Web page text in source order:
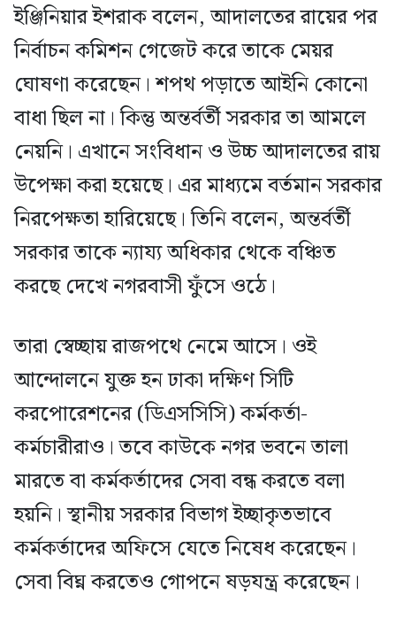
ইঞ্জিনিয়ার ইশরাক বলেন, আদালতের রায়ের পর
নির্বাচন কমিশন গেজেট করে তাকে মেয়র
ঘোষণা করেছেন। শপথ পড়াতে আইনি কোনো
বাধা ছিল না। কিন্তু অন্তর্বর্তী সরকার তা আমলে
নেয়নি। এখানে সংবিধান ও উচ্চ আদালতের রায়
উপেক্ষা করা হয়েছে। এর মাধ্যমে বর্তমান সরকার
নিরপেক্ষতা হারিয়েছে। তিনি বলেন, অন্তর্বর্তী
সরকার তাকে ন্যায্য অধিকার থেকে বঞ্চিত
করছে দেখে নগরবাসী ফুঁসে ওঠে।
তারা স্বেচ্ছায় রাজপথে নেমে আসে। ওই
আন্দোলনে যুক্ত হন ঢাকা দক্ষিণ সিটি
করপোরেশনের (ডিএসসিসি) কর্মকর্তা-
কর্মচারীরাও। তবে কাউকে নগর ভবনে তালা
মারতে বা কর্মকর্তাদের সেবা বন্ধ করতে বলা
হয়নি। স্থানীয় সরকার বিভাগ ইচ্ছাকৃতভাবে
কর্মকর্তাদের অফিসে যেতে নিষেধ করেছেন।
সেবা বিঘ্ন করতেও গোপনে ষড়যন্ত্র করেছেন।